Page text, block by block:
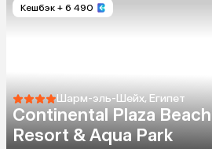
Кешбэк + 6 490
Шарм-эль-Шейх, Египет
Continental Plaza Beach
Resort & Aqua Park